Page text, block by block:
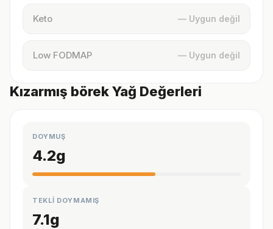
Keto — Uygun değil
Low FODMAP — Uygun değil
Kızarmış börek Yağ Değerleri
DOYMUŞ
4.2g
TEKLİ DOYMAMIŞ
7.1g